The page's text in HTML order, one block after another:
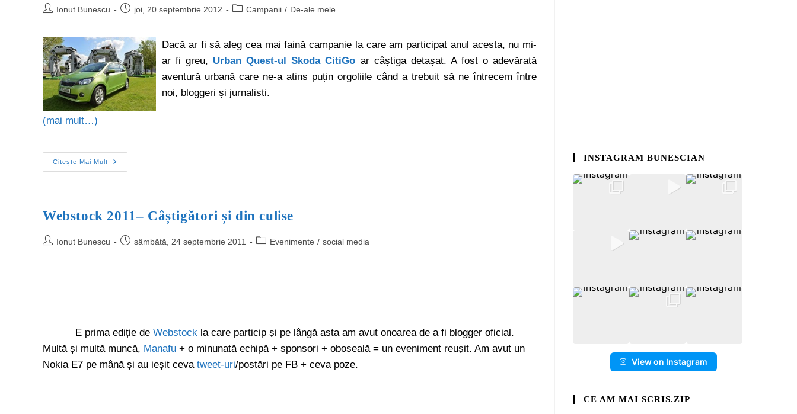
Ionut Bunescu joi, 20 septembrie 2012 Campanii / De-ale mele
Dacă ar fi să aleg cea mai faină campanie la care am participat anul acesta, nu mi-
ar fi greu, Urban Quest-ul Skoda CitiGo ar câștiga detașat. A fost o adevărată
aventură urbană care ne-a atins puțin orgoliile când a trebuit să ne întrecem între
noi, bloggeri și jurnaliști.
(mai mult…)
Citește Mai Mult
Webstock 2011– Câștigători și din culise
Ionut Bunescu sâmbătă, 24 septembrie 2011 Evenimente / social media
E prima ediție de Webstock la care particip și pe lângă asta am avut onoarea de a fi blogger oficial.
Multă și multă muncă, Manafu + o minunată echipă + sponsori + oboseală = un eveniment reușit. Am avut un
Nokia E7 pe mână și au ieșit ceva tweet-uri/postări pe FB + ceva poze.
INSTAGRAM BUNESCIAN
View on Instagram
CE AM MAI SCRIS.ZIP